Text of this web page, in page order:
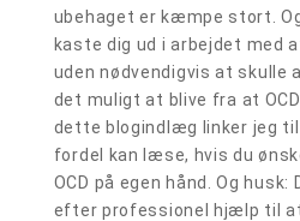
ubehaget er kæmpe stort.
kaste dig ud i arbejdet med
uden nødvendigvis at skulle
det muligt at blive fra at
dette blogindlæg linker jeg til
fordel kan læse, hvis du
OCD på egen hånd. Og
efter professionel hjælp til